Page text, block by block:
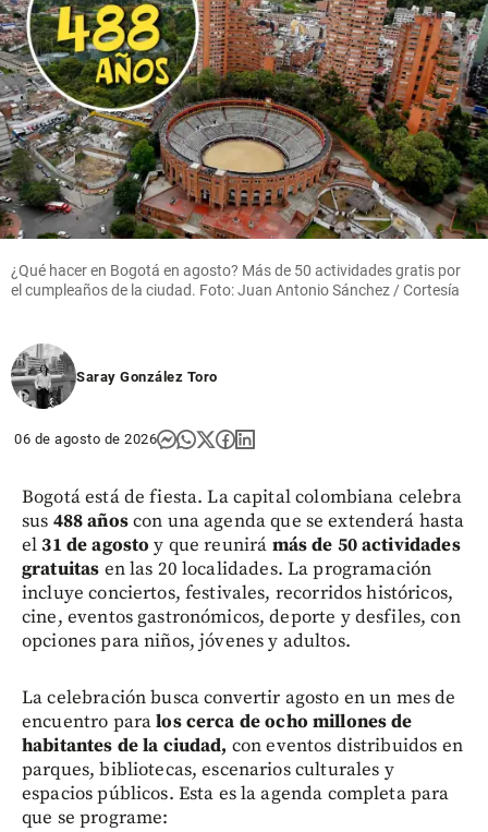
¿Qué hacer en Bogotá en agosto? Más de 50 actividades gratis por
el cumpleaños de la ciudad. Foto: Juan Antonio Sánchez / Cortesía
Saray González Toro
06 de agosto de 2026
Bogotá está de fiesta. La capital colombiana celebra
sus 488 añoscon una agenda que se extenderá hasta
el31 de agosto y que reunirá más de 50 actividades
gratuitas en las 20 localidades. La programación
incluye conciertos, festivales, recorridos históricos,
cine, eventos gastronómicos, deporte y desfiles, con
opciones para niños, jóvenes y adultos.
La celebración busca convertir agosto en un mes de
encuentro paralos cerca de ocho millones de
habitantes de la ciudad, con eventos distribuidos en
parques, bibliotecas, escenarios culturales y
espacios públicos. Esta es la agenda completa para
que se programe: